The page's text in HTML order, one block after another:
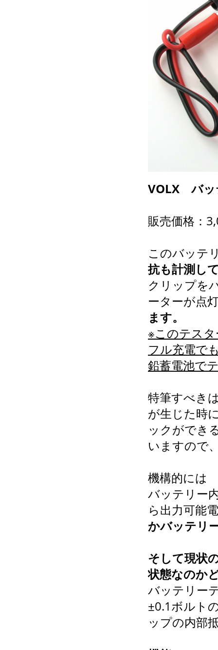
VOLX バッ
販売価格：
このバッテ
抗も計測し
クリップを
ーターが点
ます。
※このテス
フル充電で
鉛蓄電池で
特筆すべき
が生じた時
ックができ
いますので
機構的には
バッテリー
ら出力可能
かバッテリ
そして現状
状態なのか
バッテリー
±0.1ボルト
ップの内部